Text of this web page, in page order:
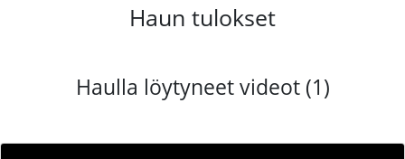
Haun tulokset
Haulla löytyneet videot (1)